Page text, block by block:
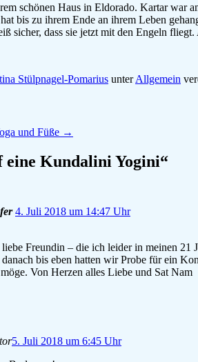
schönen Haus in Eldorado. Kartar war
bis zu ihrem Ende an ihrem Leben
sicher, dass sie jetzt mit den Engeln fliegt.
Stülpnagel-Pomarius unterAllgemein
und Füße →
eine Kundalini Yogini“
4. Juli 2018 um 14:47 Uhr
Freundin – die ich leider in meinen 21
bis eben hatten wir Probe für ein
Von Herzen alles Liebe und Sat Nam
5. Juli 2018 um 6:45 Uhr